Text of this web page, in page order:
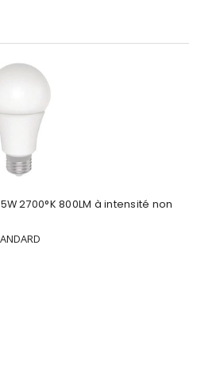
2700°K 800LM à intensité non